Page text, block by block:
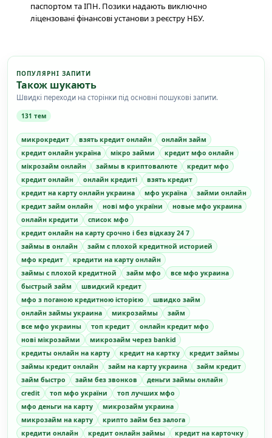
паспортом та ІПН. Позики надають виключно
ліцензовані фінансові установи з реєстру НБУ.
ПОПУЛЯРНІ ЗАПИТИ
Також шукають
Швидкі переходи на сторінки під основні пошукові запити.
131 тем
микрокредит взять кредит онлайн
онлайн займ
кредит онлайн україна
мікро займи
кредит мфо онлайн
мікрозайм онлайн
займы в криптовалюте
кредит мфо
кредит онлайн
онлайн кредиті
взять кредит
кредит на карту онлайн украина
мфо україна
займи онлайн
кредит займ онлайн
нові мфо україни
новые мфо украина
онлайн кредити
список мфо
кредит онлайн на карту срочно і без відказу 24 7
займы в онлайн
займ с плохой кредитной историей
мфо кредит
кредити на карту онлайн
займы с плохой кредитной
займ мфо
все мфо украина
быстрый займ
швидкий кредит
мфо з поганою кредитною історією
швидко займ
онлайн займы украина
микрозаймы
займ
все мфо украины
топ кредит
онлайн кредит мфо
нові мікрозайми
микрозайм через bankid
кредиты онлайн на карту
кредит на картку
кредит займы
займы кредит онлайн
займ на карту украина
займ кредит
займ быстро
займ без звонков
деньги займы онлайн
credit
топ мфо україни
топ лучших мфо
мфо деньги на карту
микрозайм украина
микрозайм на карту
крипто займ без залога
кредити онлайн
кредит онлайн займы
кредит на карточку